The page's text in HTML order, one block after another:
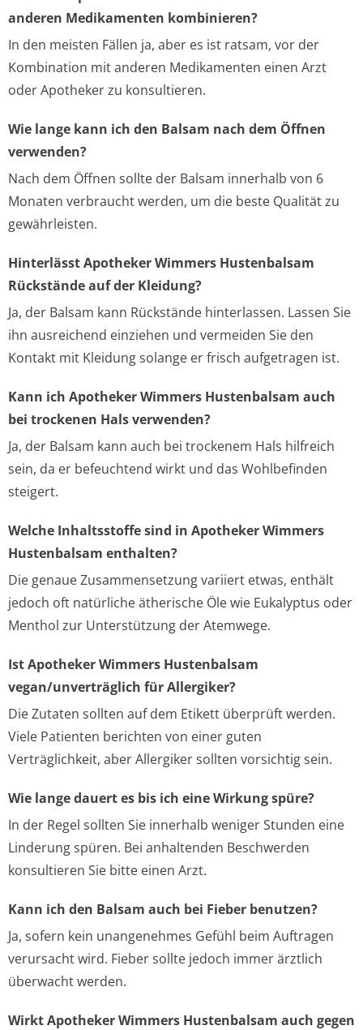
anderen Medikamenten kombinieren?
In den meisten Fällen ja, aber es ist ratsam, vor der
Kombination mit anderen Medikamenten einen Arzt
oder Apotheker zu konsultieren.
Wie lange kann ich den Balsam nach dem Öffnen
verwenden?
Nach dem Öffnen sollte der Balsam innerhalb von 6
Monaten verbraucht werden, um die beste Qualität zu
gewährleisten.
Hinterlässt Apotheker Wimmers Hustenbalsam
Rückstände auf der Kleidung?
Ja, der Balsam kann Rückstände hinterlassen. Lassen Sie
ihn ausreichend einziehen und vermeiden Sie den
Kontakt mit Kleidung solange er frisch aufgetragen ist.
Kann ich Apotheker Wimmers Hustenbalsam auch
bei trockenen Hals verwenden?
Ja, der Balsam kann auch bei trockenem Hals hilfreich
sein, da er befeuchtend wirkt und das Wohlbefinden
steigert.
Welche Inhaltsstoffe sind in Apotheker Wimmers
Hustenbalsam enthalten?
Die genaue Zusammensetzung variiert etwas, enthält
jedoch oft natürliche ätherische Öle wie Eukalyptus oder
Menthol zur Unterstützung der Atemwege.
Ist Apotheker Wimmers Hustenbalsam
vegan/unverträglich für Allergiker?
Die Zutaten sollten auf dem Etikett überprüft werden.
Viele Patienten berichten von einer guten
Verträglichkeit, aber Allergiker sollten vorsichtig sein.
Wie lange dauert es bis ich eine Wirkung spüre?
In der Regel sollten Sie innerhalb weniger Stunden eine
Linderung spüren. Bei anhaltenden Beschwerden
konsultieren Sie bitte einen Arzt.
Kann ich den Balsam auch bei Fieber benutzen?
Ja, sofern kein unangenehmes Gefühl beim Auftragen
verursacht wird. Fieber sollte jedoch immer ärztlich
überwacht werden.
Wirkt Apotheker Wimmers Hustenbalsam auch gegen